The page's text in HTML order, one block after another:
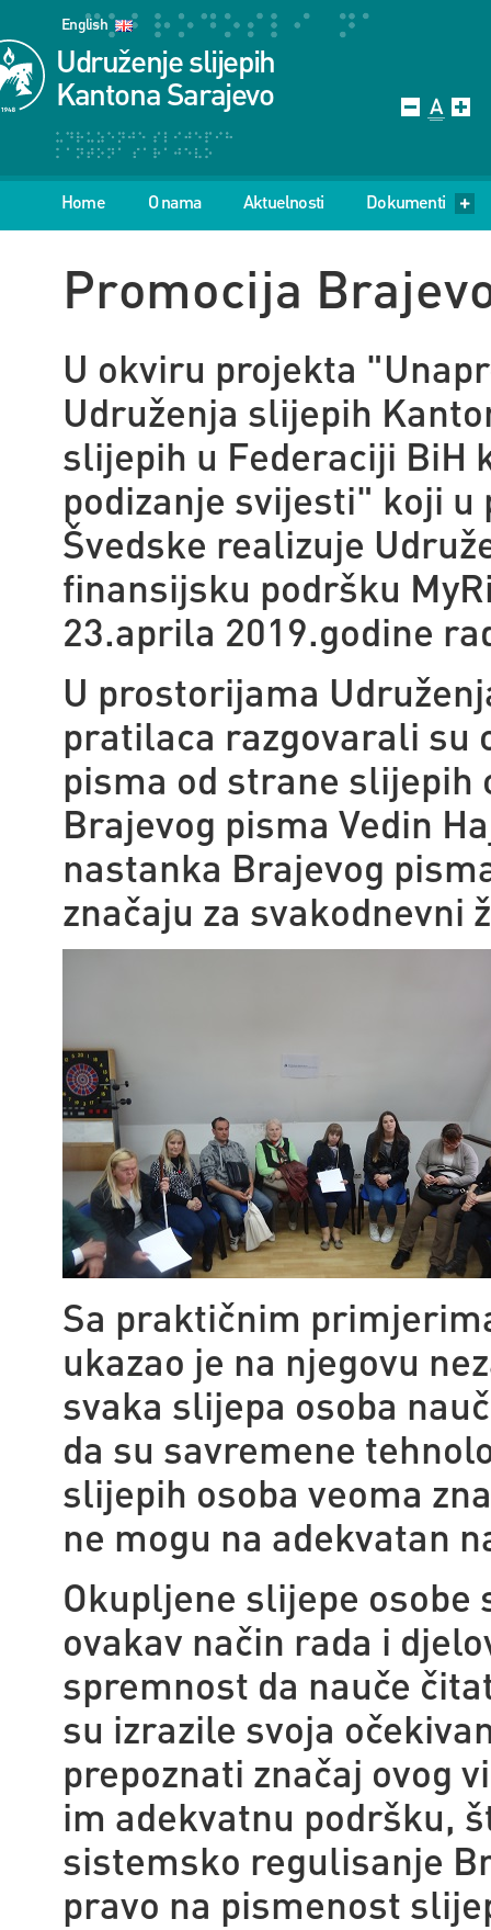
English
Udruženje slijepih
Kantona Sarajevo
Home O nama Aktuelnosti Dokumenti
Promocija
U okviru projekta
Udruženja slijepih
slijepih u Federaciji BiH
podizanje svijesti" koji
Švedske realizuje
finansijsku podršku
23.aprila 2019.godine
U prostorijama
pratilaca razgovarali su
pisma od strane slijepih
Brajevog pisma Vedin
nastanka Brajevog
značaju za svakodnevni
Sa praktičnim
ukazao je na njegovu
svaka slijepa osoba
da su savremene
slijepih osoba veoma
ne mogu na adekvatan
Okupljene slijepe
ovakav način rada i
spremnost da nauče
su izrazile svoja
prepoznati značaj ovog
im adekvatnu podršku,
sistemsko regulisanje
pravo na pismenost